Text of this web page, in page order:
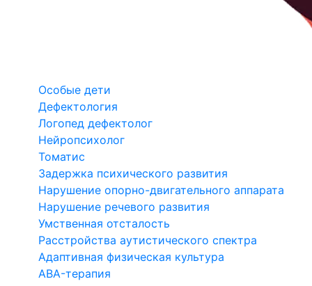
Особые дети
Дефектология
Логопед дефектолог
Нейропсихолог
Томатис
Задержка психического развития
Нарушение опорно-двигательного аппарата
Нарушение речевого развития
Умственная отсталость
Расстройства аутистического спектра
Адаптивная физическая культура
ABA-терапия